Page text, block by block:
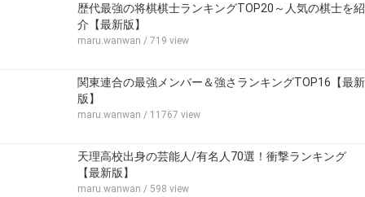
歴代最強の将棋棋士ランキングTOP20～人気の棋士を紹
介【最新版】
maru.wanwan / 719 view
関東連合の最強メンバー＆強さランキングTOP16【最新
版】
maru.wanwan / 11767 view
天理高校出身の芸能人/有名人70選！衝撃ランキング
【最新版】
maru.wanwan / 598 view